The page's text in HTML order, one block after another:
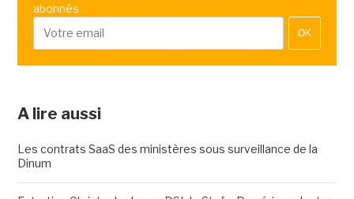
abonnés
OK
A lire aussi
Les contrats SaaS des ministères sous surveillance de la
Dinum